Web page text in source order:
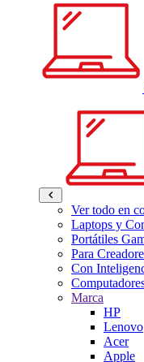
Ver todo en
Laptops y
Portátiles
Para
Con
Marca
HP
Lenovo
Acer
Apple